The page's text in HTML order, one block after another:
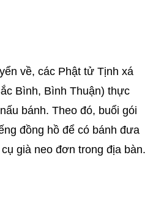
về, các Phật tử Tịnh xá
Bình, Bình Thuận) thực
bánh. Theo đó, buổi gói
đồng hồ để có bánh đưa
già neo đơn trong địa bàn.